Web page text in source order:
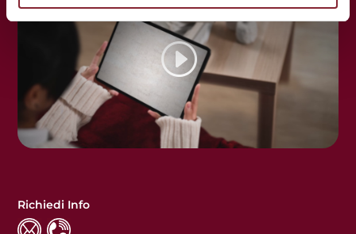
Richiedi Info